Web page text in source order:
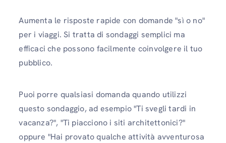
Aumenta le risposte rapide con domande "sì o no"
per i viaggi. Si tratta di sondaggi semplici ma
efficaci che possono facilmente coinvolgere il tuo
pubblico.
Puoi porre qualsiasi domanda quando utilizzi
questo sondaggio, ad esempio "Ti svegli tardi in
vacanza?", "Ti piacciono i siti architettonici?"
oppure "Hai provato qualche attività avventurosa